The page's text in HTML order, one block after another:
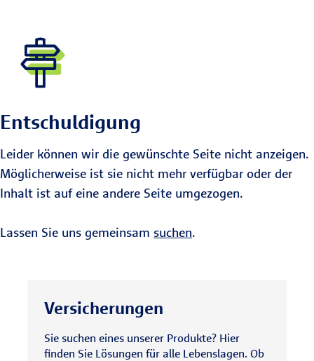
Entschuldigung
Leider können wir die gewünschte Seite nicht anzeigen.
Möglicherweise ist sie nicht mehr verfügbar oder der
Inhalt ist auf eine andere Seite umgezogen.
Lassen Sie uns gemeinsam suchen.
Versicherungen
Sie suchen eines unserer Produkte? Hier
finden Sie Lösungen für alle Lebenslagen. Ob